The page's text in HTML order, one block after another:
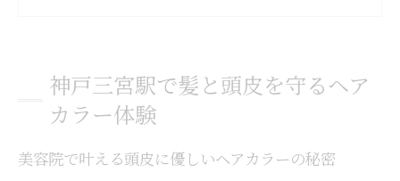
ヘアカラー後の残臭を抑える店舗のこだわ
り
神戸三宮で安心して通える美容院の選び方
神戸三宮駅で髪と頭皮を守るヘア
カラー体験
美容院で叶える頭皮に優しいヘアカラーの秘密